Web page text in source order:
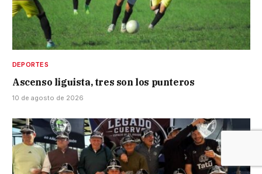
DEPORTES
Ascenso liguista, tres son los punteros
10 de agosto de 2026